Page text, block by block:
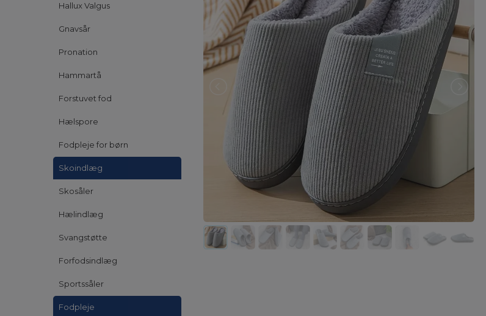
Hallux Valgus
Gnavsår
Pronation
Hammartå
Forstuvet fod
Hælspore
Fodpleje for børn
Skoindlæg
Skosåler
Hælindlæg
Svangstøtte
Forfodsindlæg
Sportssåler
Fodpleje